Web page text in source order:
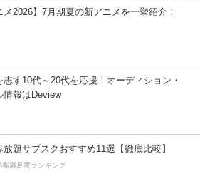
メ2026】7月期夏の新アニメを一挙紹介！
志す10代～20代を応援！オーディション・
情報はDeview
放題サブスクおすすめ11選【徹底比較】
客満足度ランキング